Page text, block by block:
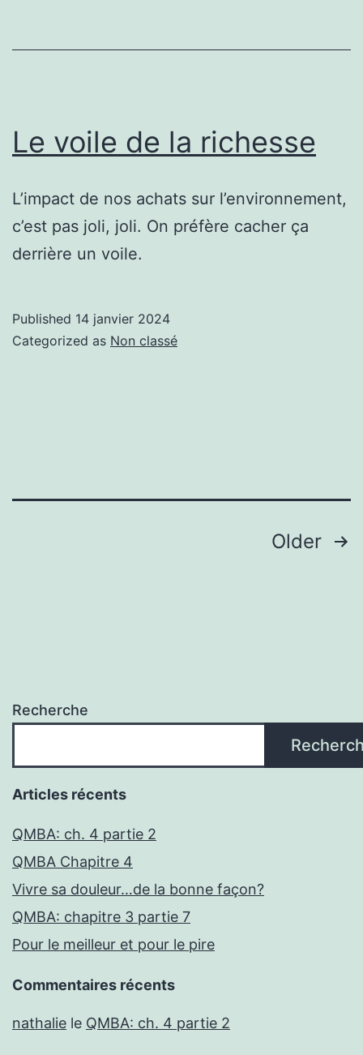
Le voile de la richesse
L’impact de nos achats sur l’environnement,
c’est pas joli, joli. On préfère cacher ça
derrière un voile.
Published 14 janvier 2024
Categorized as Non classé
Older
Recherche
Articles récents
QMBA: ch. 4 partie 2
QMBA Chapitre 4
Vivre sa douleur…de la bonne façon?
QMBA: chapitre 3 partie 7
Pour le meilleur et pour le pire
Commentaires récents
nathalie le QMBA: ch. 4 partie 2